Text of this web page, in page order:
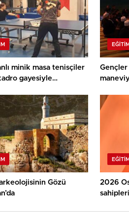
minik masa tenisçiler
gayesiyle
EĞITIM
Gözü
EĞITIM
2026